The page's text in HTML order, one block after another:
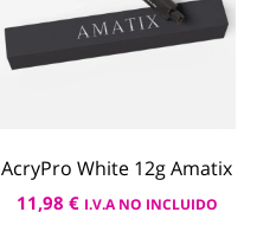
AcryPro White 12g Amatix
11,98 € I.V.A NO INCLUIDO